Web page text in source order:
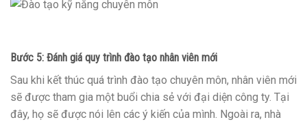
Bước 5: Đánh giá quy trình đào tạo nhân viên mới
Sau khi kết thúc quá trình đào tạo chuyên môn, nhân viên mới
sẽ được tham gia một buổi chia sẻ với đại diện công ty. Tại
đây, họ sẽ được nói lên các ý kiến của mình. Ngoài ra, nhà